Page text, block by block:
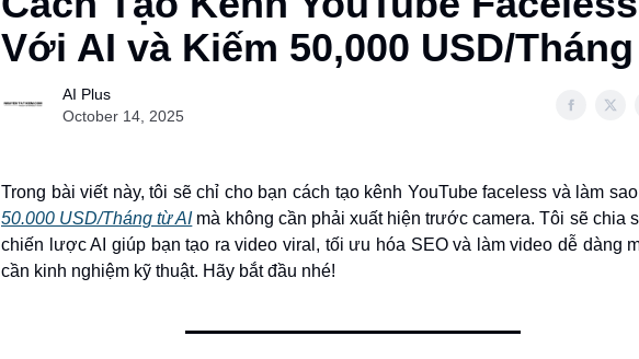
Với AI và Kiếm 50,000 USD/Tháng
AI Plus
October 14, 2025
Trong bài viết này, tôi sẽ chỉ cho bạn cách tạo kênh YouTube faceless và làm
50.000 USD/Tháng từ AImà không cần phải xuất hiện trước camera. Tôi sẽ chia
chiến lược AI giúp bạn tạo ra video viral, tối ưu hóa SEO và làm video dễ dàng
cần kinh nghiệm kỹ thuật. Hãy bắt đầu nhé!